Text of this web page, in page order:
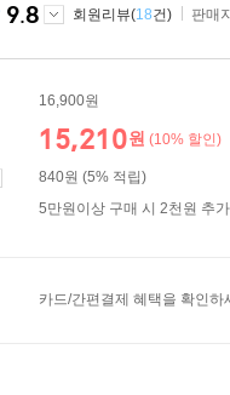
9.8 회원리뷰(18건) 판매
16,900원
15,210원 (10% 할인)
840원 (5% 적립)
5만원이상 구매 시 2천원 추
카드/간편결제 혜택을 확인하